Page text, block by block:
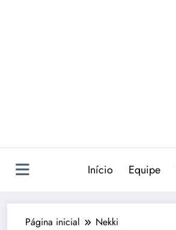
Início Equipe
Página inicial Nekki